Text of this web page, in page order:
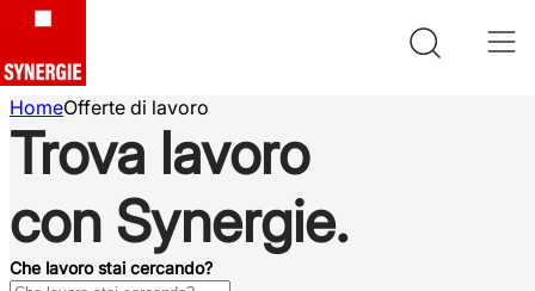
HomeOfferte di lavoro
Trova lavoro
con Synergie.
Che lavoro stai cercando?